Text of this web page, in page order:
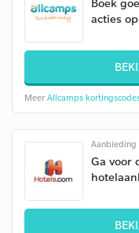
acties
Meer Allcamps
Aanbieding
Ga voor